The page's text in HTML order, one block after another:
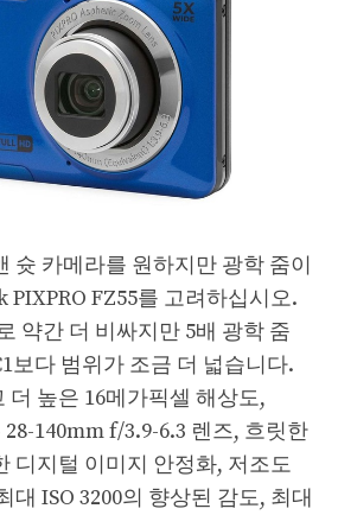
슛 카메라를 원하지만 광학 줌이
PIXPRO FZ55를 고려하십시오.
약간 더 비싸지만 5배 광학 줌
보다 범위가 조금 더 넓습니다.
더 높은 16메가픽셀 해상도,
140mm f/3.9-6.3 렌즈, 흐릿한
디지털 이미지 안정화, 저조도
대 ISO 3200의 향상된 감도, 최대